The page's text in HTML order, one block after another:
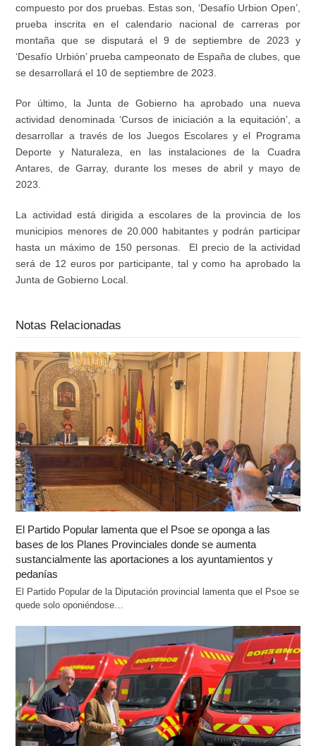
compuesto por dos pruebas. Estas son, ‘Desafío Urbion Open’,
prueba inscrita en el calendario nacional de carreras por
montaña que se disputará el 9 de septiembre de 2023 y
‘Desafío Urbión’ prueba campeonato de España de clubes, que
se desarrollará el 10 de septiembre de 2023.
Por último, la Junta de Gobierno ha aprobado una nueva
actividad denominada ‘Cursos de iniciación a la equitación’, a
desarrollar a través de los Juegos Escolares y el Programa
Deporte y Naturaleza, en las instalaciones de la Cuadra
Antares, de Garray, durante los meses de abril y mayo de
2023.
La actividad está dirigida a escolares de la provincia de los
municipios menores de 20.000 habitantes y podrán participar
hasta un máximo de 150 personas. El precio de la actividad
será de 12 euros por participante, tal y como ha aprobado la
Junta de Gobierno Local.
Notas Relacionadas
El Partido Popular lamenta que el Psoe se oponga a las
bases de los Planes Provinciales donde se aumenta
sustancialmente las aportaciones a los ayuntamientos y
pedanías
El Partido Popular de la Diputación provincial lamenta que el Psoe se
quede solo oponiéndose…